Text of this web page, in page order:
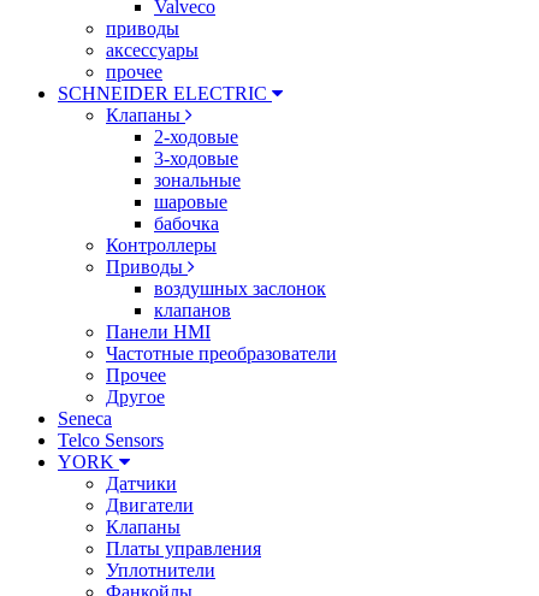
Valveco
приводы
аксессуары
прочее
SCHNEIDER ELECTRIC
Клапаны
2-ходовые
3-ходовые
зональные
шаровые
бабочка
Контроллеры
Приводы
воздушных заслонок
клапанов
Панели HMI
Частотные преобразователи
Прочее
Другое
Seneca
Telco Sensors
YORK
Датчики
Двигатели
Клапаны
Платы управления
Уплотнители
Фанкойлы